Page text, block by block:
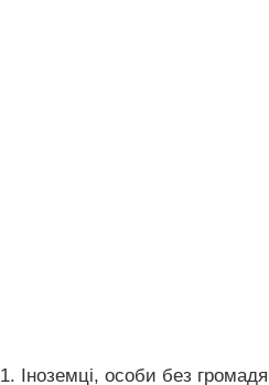
1. Іноземці, особи без